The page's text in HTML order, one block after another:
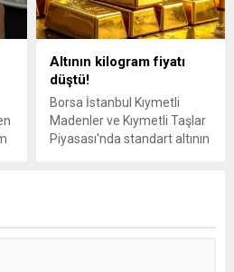
kullandı.
Altının kilogram fiyatı
düştü!
Borsa İstanbul Kıymetli
Madenler ve Kıymetli Taşlar
Piyasası'nda standart altının
milyar lira oldu.